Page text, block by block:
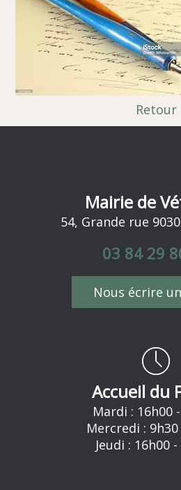
Retour
Mairie de
54, Grande rue
03 84 29
Nous écrire
Accueil du
Mardi : 16h00
Mercredi :
Jeudi : 16h00